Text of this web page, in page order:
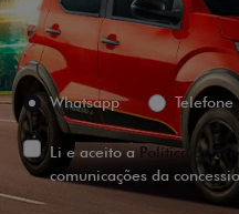
Preferência de contato:
Whatsapp
Telefone
Li e aceito aPolítica de
comunicações da